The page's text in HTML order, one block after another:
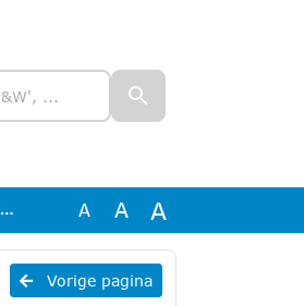
A A A
Vorige pagina